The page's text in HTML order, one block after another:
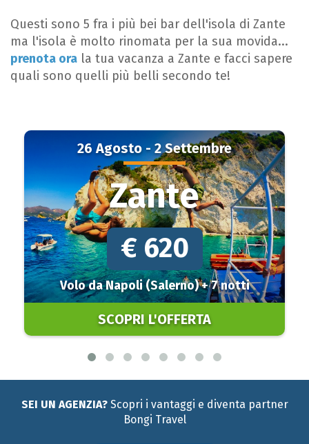
Questi sono 5 fra i più bei bar dell'isola di Zante
ma l'isola è molto rinomata per la sua movida...
prenota ora la tua vacanza a Zante e facci sapere
quali sono quelli più belli secondo te!
26 Agosto - 2 Settembre
Zante
€ 620
Volo da Napoli (Salerno) + 7 notti
SCOPRI L'OFFERTA
SEI UN AGENZIA?Scopri i vantaggi e diventa partner
Bongi Travel